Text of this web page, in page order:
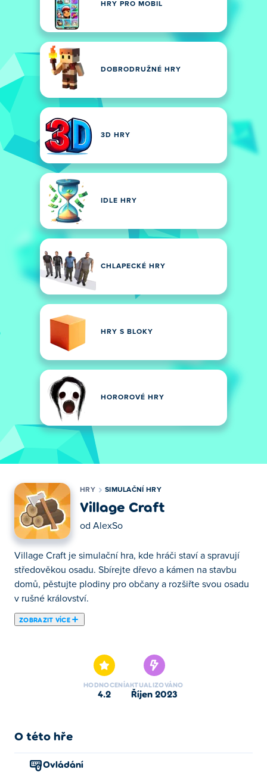
HRY PRO MOBIL
DOBRODRUŽNÉ HRY
3D HRY
IDLE HRY
CHLAPECKÉ HRY
HRY S BLOKY
HOROROVÉ HRY
HRY SIMULAČNÍ HRY
Village Craft
od AlexSo
Village Craft je simulační hra, kde hráči staví a spravují
středověkou osadu. Sbírejte dřevo a kámen na stavbu
domů, pěstujte plodiny pro občany a rozšiřte svou osadu
v rušné království.
ZOBRAZIT VÍCE
lese s ničím jiným než se sekerou. Kácením stromů a
stavbou svých prvních budov začnete les proměňovat ve
skutečnou osadu! Jak se vaše město rozrůstá, přistěhují
vytvářet další předměty, které můžete prodat
proměnit divočinu v prosperující vesnici?
HODNOCENÍ
4.2
AKTUALIZOVÁNO
říjen 2023
O této hře
Ovládání